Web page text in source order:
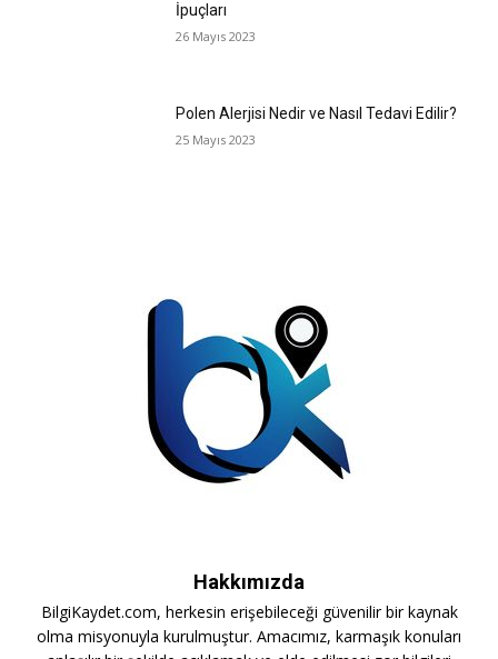
İpuçları
26 Mayıs 2023
Polen Alerjisi Nedir ve Nasıl Tedavi Edilir?
25 Mayıs 2023
Hakkımızda
BilgiKaydet.com, herkesin erişebileceği güvenilir bir kaynak
olma misyonuyla kurulmuştur. Amacımız, karmaşık konuları